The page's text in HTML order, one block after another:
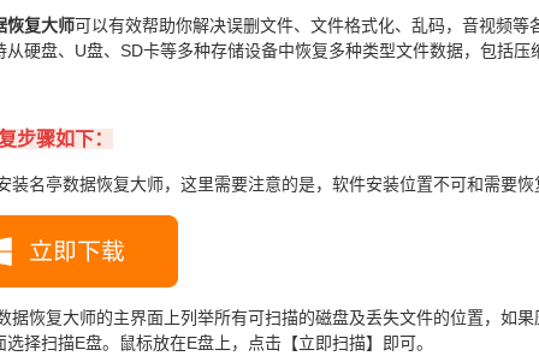
恢复大师可以有效帮助你解决误删文件、文件格式化、乱码，音视频
从硬盘、U盘、SD卡等多种存储设备中恢复多种类型文件数据，包括压
步骤如下：
装名亭数据恢复大师，这里需要注意的是，软件安装位置不可和需要
据恢复大师的主界面上列举所有可扫描的磁盘及丢失文件的位置，如
选择扫描E盘。鼠标放在E盘上，点击【立即扫描】即可。